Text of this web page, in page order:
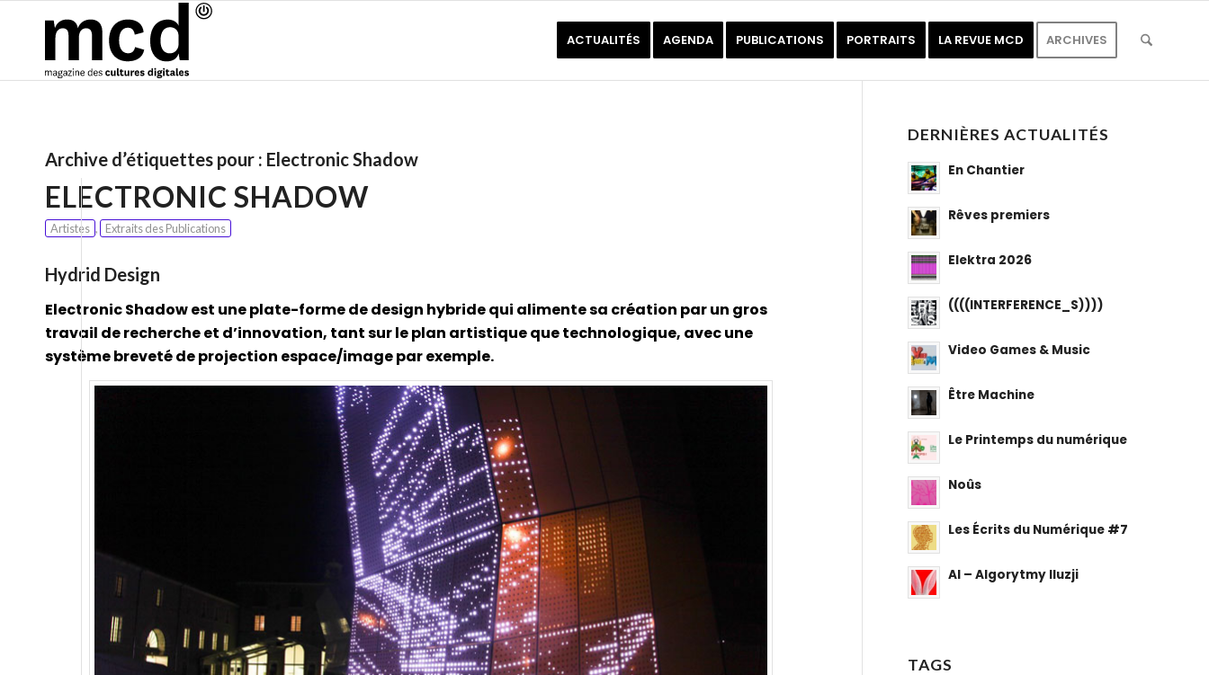
ACTUALITÉS AGENDA PUBLICATIONS PORTRAITS LA REVUE MCD ARCHIVES
Archive d’étiquettes pour : Electronic Shadow
ELECTRONIC SHADOW
Artistes , Extraits des Publications
Hydrid Design
Electronic Shadow est une plate-forme de design hybride qui alimente sa création par un gros
travail de recherche et d’innovation, tant sur le plan artistique que technologique, avec une
système breveté de projection espace/image par exemple.
DERNIÈRES ACTUALITÉS
En Chantier
Rêves premiers
Elektra 2026
((((INTERFERENCE_S))))
Video Games & Music
Être Machine
Le Printemps du numérique
Noûs
Les Écrits du Numérique #7
AI – Algorytmy Iluzji
TAGS